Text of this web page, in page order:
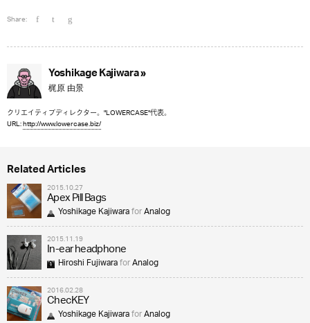
Share:
Yoshikage Kajiwara »
梶原 由景
クリエイティブディレクター。"LOWERCASE"代表。
URL:http://www.lowercase.biz/
Related Articles
2015.10.27
Apex Pill Bags
Yoshikage KajiwaraforAnalog
2015.11.19
In-ear headphone
Hiroshi FujiwaraforAnalog
2016.02.28
ChecKEY
Yoshikage KajiwaraforAnalog